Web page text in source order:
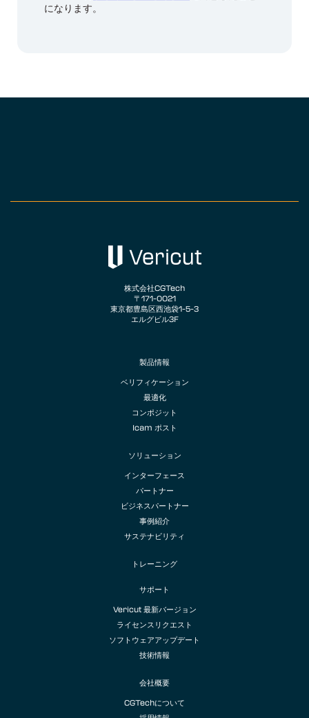
株式会社CGTech
〒171-0021
東京都豊島区西池袋1-5-3
エルグビル3F
製品情報
ベリフィケーション
最適化
コンポジット
Icam ポスト
ソリューション
インターフェース
パートナー
ビジネスパートナー
事例紹介
サステナビリティ
トレーニング
サポート
Vericut 最新バージョン
ライセンスリクエスト
ソフトウェアアップデート
技術情報
会社概要
CGTechについて